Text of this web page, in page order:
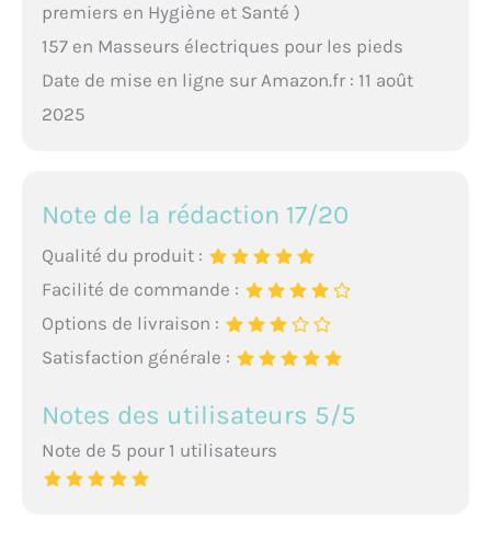
premiers en Hygiène et Santé )
157 en Masseurs électriques pour les pieds
Date de mise en ligne sur Amazon.fr : 11 août
2025
Note de la rédaction 17/20
Qualité du produit :
Facilité de commande :
Options de livraison :
Satisfaction générale :
Notes des utilisateurs 5/5
Note de 5 pour 1 utilisateurs